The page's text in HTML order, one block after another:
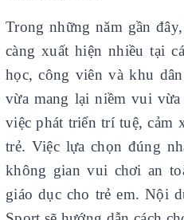
Trong những năm gần
càng xuất hiện nhiều tại
học, công viên và khu
vừa mang lại niềm vui
việc phát triển trí tuệ, cảm
trẻ. Việc lựa chọn đúng
không gian vui chơi an
giáo dục cho trẻ em. Nội